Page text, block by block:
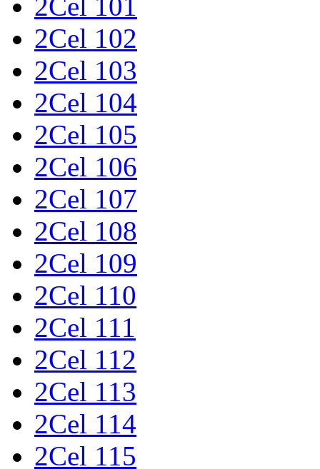
2Cel 102
2Cel 103
2Cel 104
2Cel 105
2Cel 106
2Cel 107
2Cel 108
2Cel 109
2Cel 110
2Cel 111
2Cel 112
2Cel 113
2Cel 114
2Cel 115